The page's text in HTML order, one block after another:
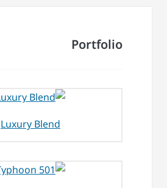
Portfolio
Luxury Blend